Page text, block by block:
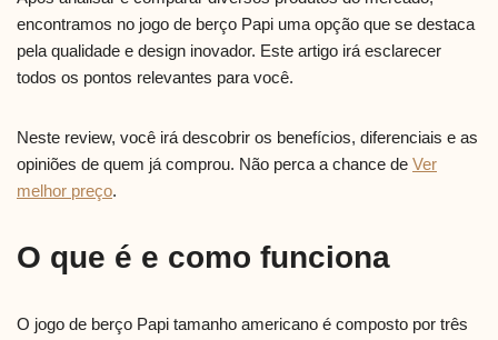
encontramos no jogo de berço Papi uma opção que se destaca
pela qualidade e design inovador. Este artigo irá esclarecer
todos os pontos relevantes para você.
Neste review, você irá descobrir os benefícios, diferenciais e as
opiniões de quem já comprou. Não perca a chance de Ver
melhor preço.
O que é e como funciona
O jogo de berço Papi tamanho americano é composto por três